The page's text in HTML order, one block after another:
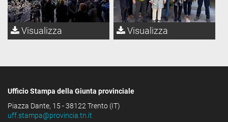
Visualizza Visualizza
Ufficio Stampa della Giunta provinciale
Piazza Dante, 15 - 38122 Trento (IT)
uff.stampa@provincia.tn.it